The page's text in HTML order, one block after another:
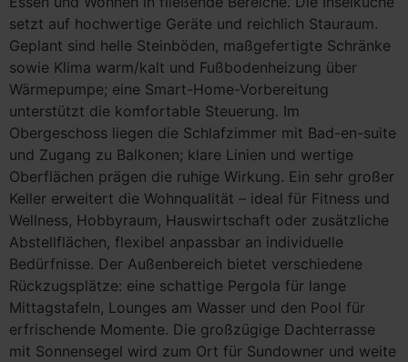
setzt auf hochwertige Geräte und reichlich Stauraum.
Geplant sind helle Steinböden, maßgefertigte Schränke
sowie Klima warm/kalt und Fußbodenheizung über
Wärmepumpe; eine Smart-Home-Vorbereitung
unterstützt die komfortable Steuerung. Im
Obergeschoss liegen die Schlafzimmer mit Bad-en-suite
und Zugang zu Balkonen; klare Linien und wertige
Oberflächen prägen die ruhige Wirkung. Ein sehr großer
Keller erweitert die Wohnqualität – ideal für Fitness und
Wellness, Hobbyraum, Hauswirtschaft oder zusätzliche
Abstellflächen, flexibel anpassbar an individuelle
Bedürfnisse. Der Außenbereich bietet verschiedene
Rückzugsplätze: eine schattige Pergola für lange
Mittagstafeln, Lounges am Wasser und den Pool für
erfrischende Momente. Die großzügige Dachterrasse
mit Sonnensegel wird zum Ort für Sundowner und weite